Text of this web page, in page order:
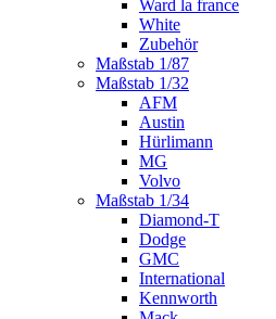
Ward la france
White
Zubehör
Maßstab 1/87
Maßstab 1/32
AFM
Austin
Hürlimann
MG
Volvo
Maßstab 1/34
Diamond-T
Dodge
GMC
International
Kennworth